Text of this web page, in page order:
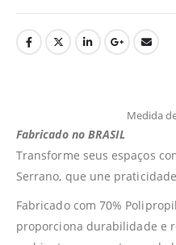
Medida
Fabricado no BRASIL
Transforme seus espaços
Serrano, que une
Fabricado com 70%
proporciona durabilidade e